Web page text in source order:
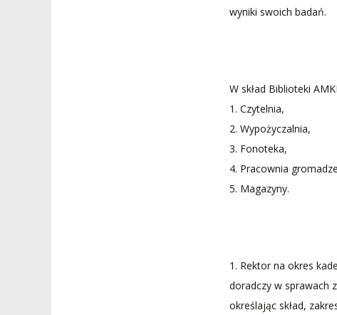
wyniki swoich badań.
W skład Biblioteki
1. Czytelnia,
2. Wypożyczalnia,
3. Fonoteka,
4. Pracownia
5. Magazyny.
1. Rektor na okres
doradczy w sprawach
określając skład,